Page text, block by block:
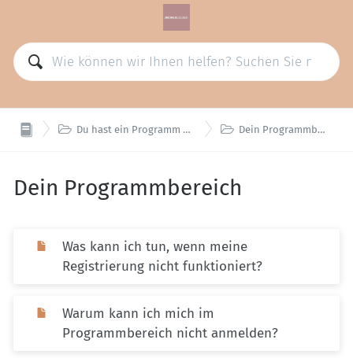
 Du hast ein Programm gebucht  Dein Programmbereich
Dein Programmbereich
Was kann ich tun, wenn meine
Registrierung nicht funktioniert?
Warum kann ich mich im
Programmbereich nicht anmelden?